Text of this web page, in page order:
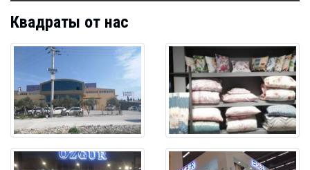
Квадраты от нас